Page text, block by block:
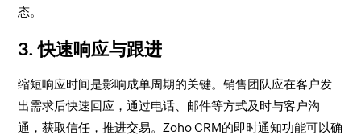
态。
3. 快速响应与跟进
缩短响应时间是影响成单周期的关键。销售团队应在客户发
出需求后快速回应，通过电话、邮件等方式及时与客户沟
通，获取信任，推进交易。Zoho CRM的即时通知功能可以确